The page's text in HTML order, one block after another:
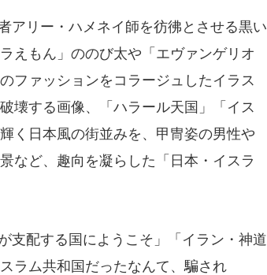
アリー・ハメネイ師を彷彿とさせる黒い
えもん」ののび太や「エヴァンゲリオ
ファッションをコラージュしたイラス
壊する画像、「ハラール天国」「イス
く日本風の街並みを、甲冑姿の男性や
など、趣向を凝らした「日本・イスラ
支配する国にようこそ」「イラン・神道
ラム共和国だったなんて、騙され